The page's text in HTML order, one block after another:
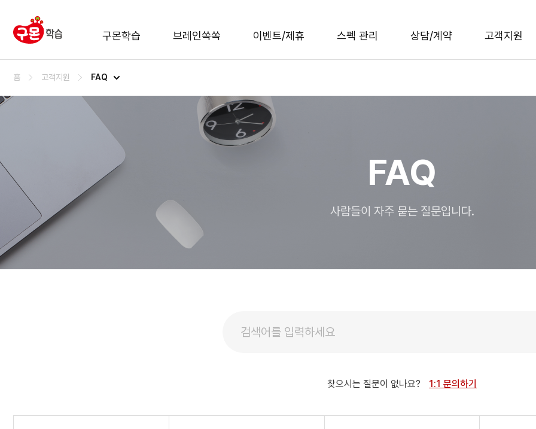
구몬학습 브레인쏙쏙 이벤트/제휴 스펙 관리 상담/계약 고객지원
홈 고객지원 FAQ
FAQ
사람들이 자주 묻는 질문입니다.
찾으시는 질문이 없나요? 1:1 문의하기